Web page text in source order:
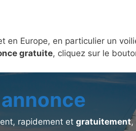
en Europe, en particulier un
gratuite, cliquez sur le
rapidement et gratuitement,